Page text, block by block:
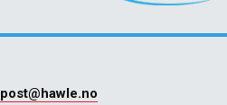
post@hawle.no